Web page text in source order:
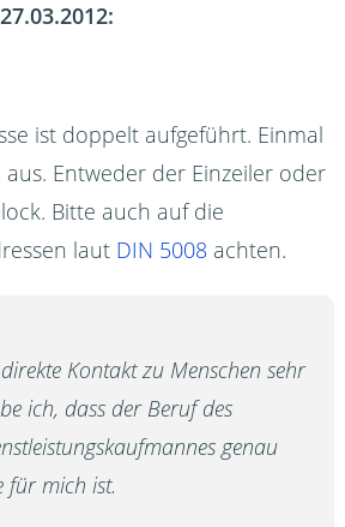
ist doppelt aufgeführt. Einmal
Entweder der Einzeiler oder
Bitte auch auf die
laut DIN 5008achten.
Kontakt zu Menschen sehr
ich, dass der Beruf des
genau
für mich ist.